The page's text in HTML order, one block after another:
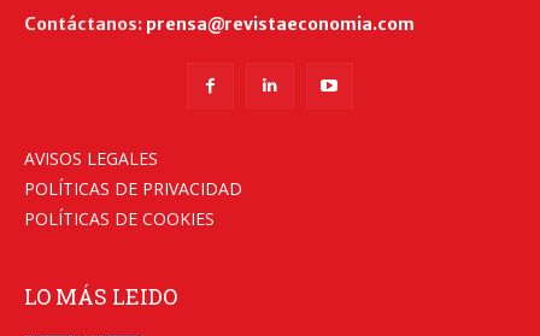
Contáctanos: prensa@revistaeconomia.com
AVISOS LEGALES
POLÍTICAS DE PRIVACIDAD
POLÍTICAS DE COOKIES
LO MÁS LEIDO